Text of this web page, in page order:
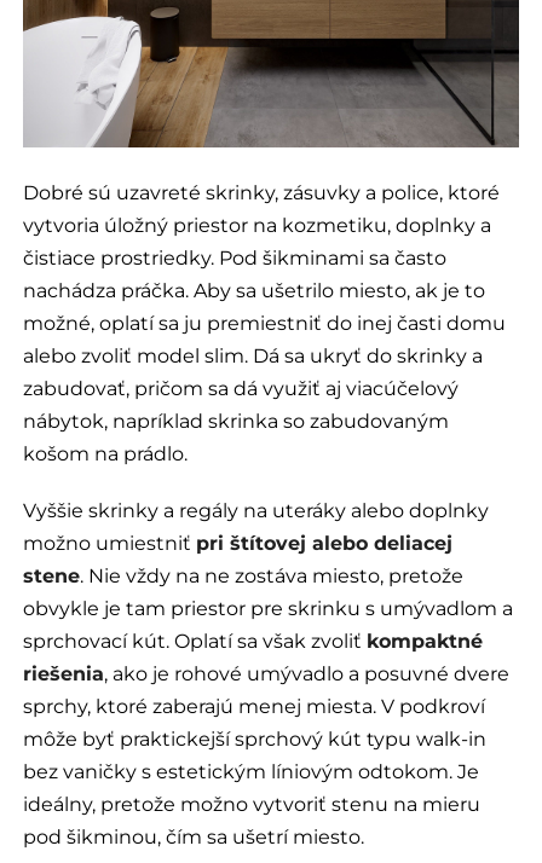
Dobré sú uzavreté skrinky, zásuvky a police, ktoré
vytvoria úložný priestor na kozmetiku, doplnky a
čistiace prostriedky. Pod šikminami sa často
nachádza práčka. Aby sa ušetrilo miesto, ak je to
možné, oplatí sa ju premiestniť do inej časti domu
alebo zvoliť model slim. Dá sa ukryť do skrinky a
zabudovať, pričom sa dá využiť aj viacúčelový
nábytok, napríklad skrinka so zabudovaným
košom na prádlo.
Vyššie skrinky a regály na uteráky alebo doplnky
možno umiestniť pri štítovej alebo deliacej
stene. Nie vždy na ne zostáva miesto, pretože
obvykle je tam priestor pre skrinku s umývadlom a
sprchovací kút. Oplatí sa však zvoliť kompaktné
riešenia, ako je rohové umývadlo a posuvné dvere
sprchy, ktoré zaberajú menej miesta. V podkroví
môže byť praktickejší sprchový kút typu walk-in
bez vaničky s estetickým líniovým odtokom. Je
ideálny, pretože možno vytvoriť stenu na mieru
pod šikminou, čím sa ušetrí miesto.